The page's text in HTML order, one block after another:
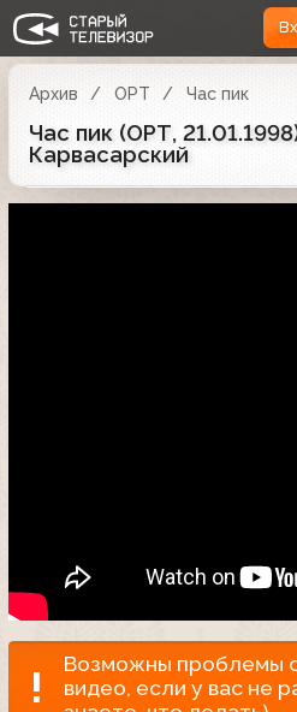
Архив ОРТ Час пик
Час пик (ОРТ,
Карвасарский
Возможны проблемы с
видео, если у вас не